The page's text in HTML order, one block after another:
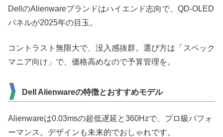
DellのAlienwareブランドはハイエンド志向で、QD-OLED
パネルが2025年の目玉。
コントラスト無限大で、没入感抜群。選び方は「スペック
マニア向け」で、価格高めなので予算管理を。
Dell Alienwareの特徴とおすすめモデル
Alienwareは0.03msの超低遅延と360Hzで、プロ級パフォ
ーマンス。デザインも未来的でおしゃれです。